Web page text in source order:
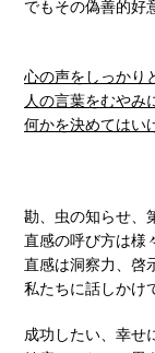
でもその偽善的好
心の声をしっかり
人の言葉をむやみ
何かを決めてはい
勘、虫の知らせ、
直感の呼び方は様
直感は洞察力、啓
私たちに話しかけ
成功したい、幸せ